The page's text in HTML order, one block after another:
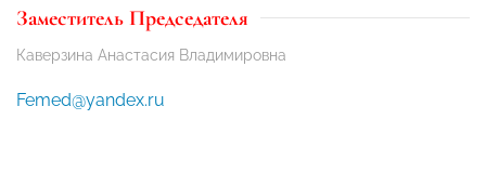
Заместитель Председателя
Каверзина Анастасия Владимировна
Femed@yandex.ru